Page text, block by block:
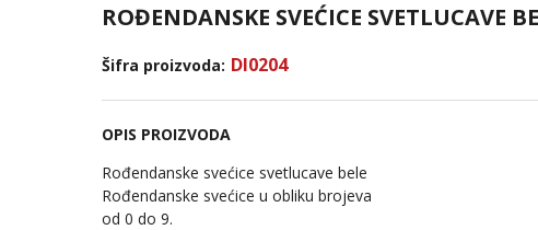
ROĐENDANSKE SVEĆICE SVETLUCAVE
Šifra proizvoda: DI0204
OPIS PROIZVODA
Rođendanske svećice svetlucave bele
Rođendanske svećice u obliku brojeva
od 0 do 9.